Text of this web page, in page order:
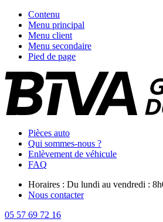
Contenu
Menu principal
Menu client
Menu secondaire
Pied de page
Pièces auto
Qui sommes-nous ?
Enlèvement de véhicule
FAQ
Horaires : Du lundi au vendredi :
Nous contacter
05 57 69 72 16